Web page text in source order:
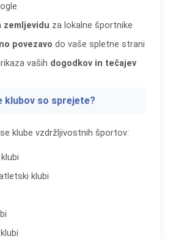
zemljevidu za lokalne športnike
povezavo do vaše spletne strani
vaših dogodkov in tečajev
klubov so sprejete?
klube vzdržljivostnih športov:
klubi